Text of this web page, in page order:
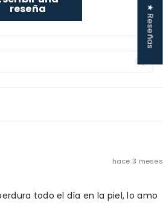
reseña
hace 3 meses
todo el día en la piel, lo amo
★ Reseñas